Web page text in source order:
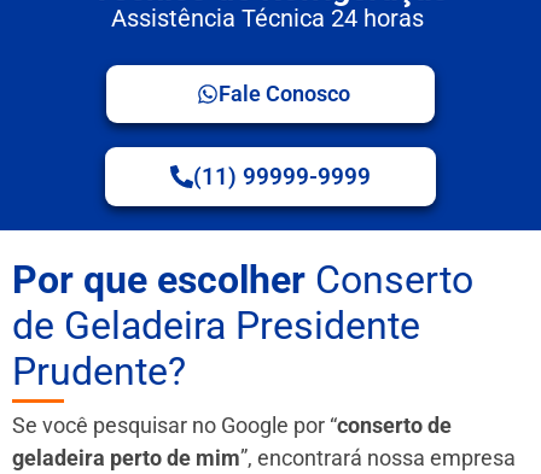
Assistência Técnica 24 horas
Fale Conosco
(11) 99999-9999
Por que escolher Conserto
de Geladeira Presidente
Prudente?
Se você pesquisar no Google por “conserto de
geladeira perto de mim”, encontrará nossa empresa